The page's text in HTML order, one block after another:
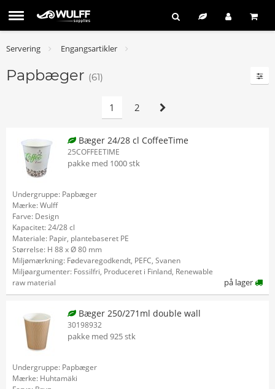
Servering Engangsartikler
Papbæger (61)
1 2
Bæger 24/28 cl CoffeeTime
25COFFEETIME
pakke med 1000 stk
Undergruppe: Papbæger
Mærke: Wulff
Farve: Design
Kapacitet: 24/28 cl
Materiale: Papir, plantebaseret PE
Størrelse: H 88 x Ø 80 mm
Miljømærkning: Fødevaregodkendt, PEFC, Svanen
Miljøargumenter: Fossilfri, Produceret i Finland, Renewable
raw material
på lager
Bæger 250/271ml double wall
30198932
pakke med 925 stk
Undergruppe: Papbæger
Mærke: Huhtamäki